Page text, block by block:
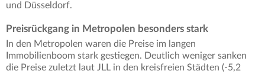
und Düsseldorf.
Preisrückgang in Metropolen besonders stark
In den Metropolen waren die Preise im langen
Immobilienboom stark gestiegen. Deutlich weniger sanken
die Preise zuletzt laut JLL in den kreisfreien Städten (-5,2